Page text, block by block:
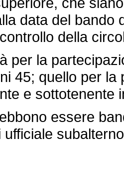
data del bando
della
la
45; quello per
e sottotenente
essere